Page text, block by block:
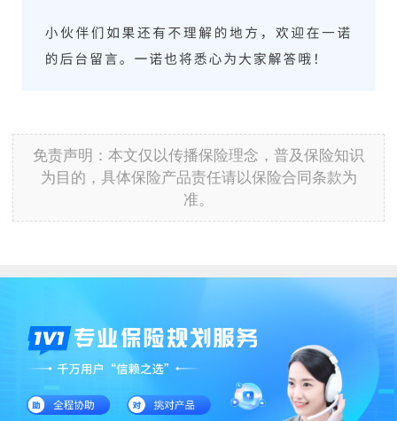
免责声明：本文仅以传播保险理念，普及保险知识
为目的，具体保险产品责任请以保险合同条款为
准。